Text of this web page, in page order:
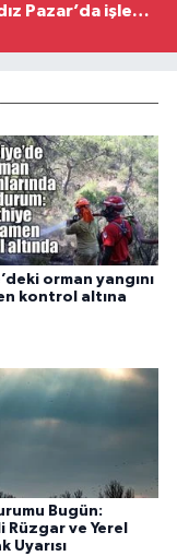
Pazar’da işlem
orman yangını
kontrol altına
Bugün:
Rüzgar ve Yerel
Uyarısı